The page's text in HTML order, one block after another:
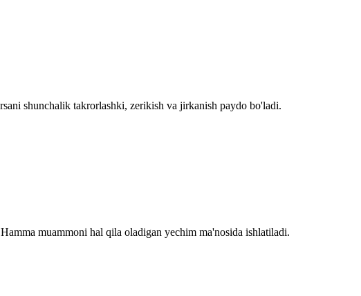
shunchalik takrorlashki, zerikish va jirkanish paydo bo'ladi.
muammoni hal qila oladigan yechim ma'nosida ishlatiladi.